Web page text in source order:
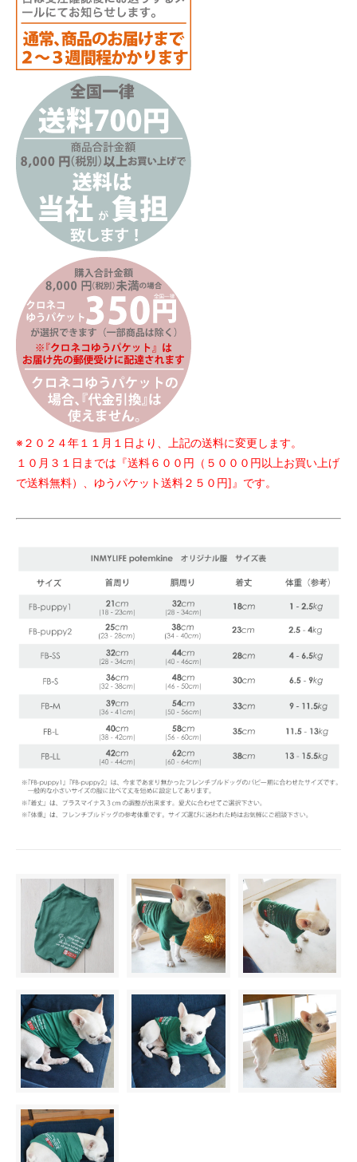
※２０２４年１１月１日より、上記の送料に変更します。
１０月３１日までは『送料６００円（５０００円以上お買い上げ
で送料無料）、ゆうパケット送料２５０円]』です。